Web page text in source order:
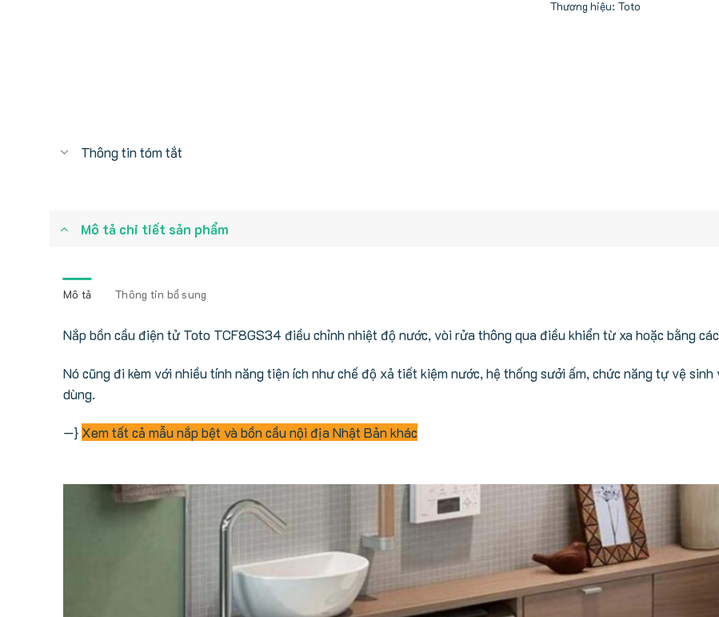
Thương hiệu: Toto
Thông tin tóm tắt
Mô tả chi tiết sản phẩm
Mô tả Thông tin bổ sung
Nắp bồn cầu điện tử Toto TCF8GS34 điều chỉnh nhiệt độ nước, vòi rửa thông qua điều khiển từ xa hoặc bằng
Nó cũng đi kèm với nhiều tính năng tiện ích như chế độ xả tiết kiệm nước, hệ thống sưởi ấm, chức năng tự vệ
dùng.
—} Xem tất cả mẫu nắp bệt và bồn cầu nội địa Nhật Bản khác